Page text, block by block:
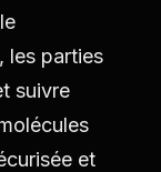
les parties
suivre
et